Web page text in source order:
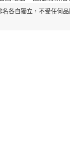
名各自獨立，不受任何